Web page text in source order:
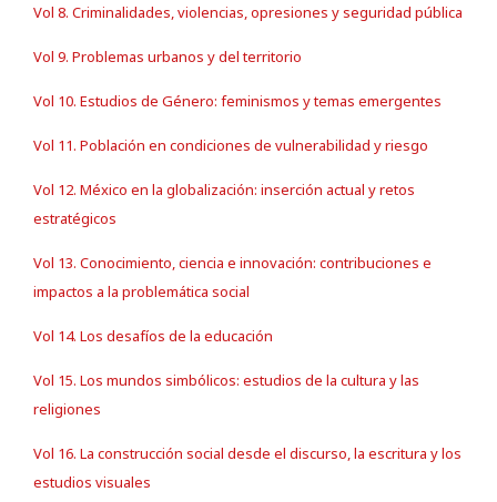
Vol 8. Criminalidades, violencias, opresiones y seguridad pública
Vol 9. Problemas urbanos y del territorio
Vol 10. Estudios de Género: feminismos y temas emergentes
Vol 11. Población en condiciones de vulnerabilidad y riesgo
Vol 12. México en la globalización: inserción actual y retos
estratégicos
Vol 13. Conocimiento, ciencia e innovación: contribuciones e
impactos a la problemática social
Vol 14. Los desafíos de la educación
Vol 15. Los mundos simbólicos: estudios de la cultura y las
religiones
Vol 16. La construcción social desde el discurso, la escritura y los
estudios visuales